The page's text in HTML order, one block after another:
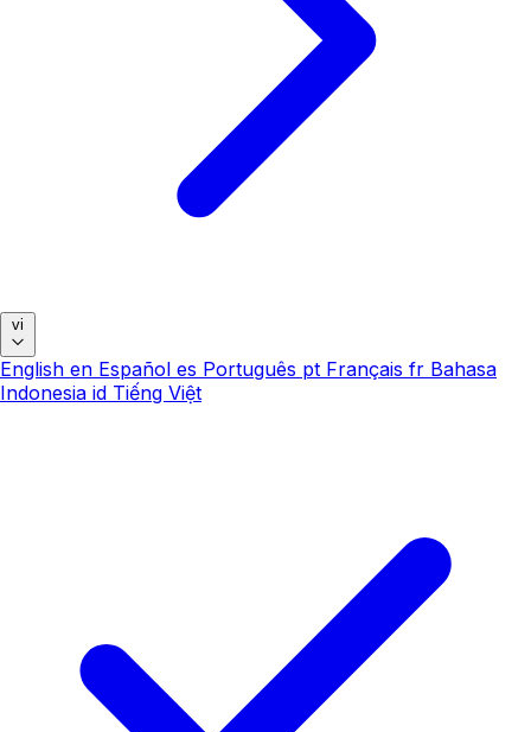
vi
English en Español es Português pt Français fr Bahasa
Indonesia id Tiếng Việt